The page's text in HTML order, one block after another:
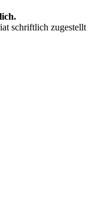
schriftlich zugestellt